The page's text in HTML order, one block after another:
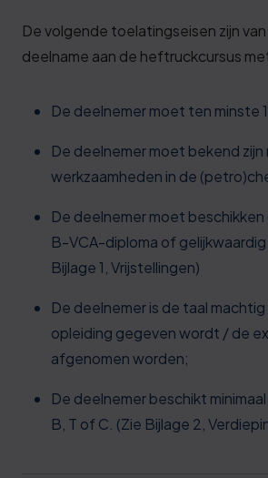
De volgende toelatingseisen zijn
deelname aan de heftruckcursus
De deelnemer moet ten minste
De deelnemer moet bekend zijn
werkzaamheden in de
De deelnemer moet
B-VCA-diploma of
Bijlage 1, Vrijstellingen)
De deelnemer is de taal
opleiding gegeven wordt / de
afgenomen worden;
De deelnemer beschikt
B, T of C. (Zie Bijlage 2,